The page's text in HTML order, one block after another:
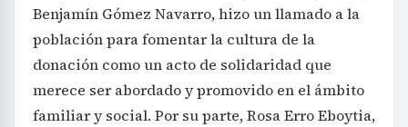
Benjamín Gómez Navarro, hizo un llamado a la
población para fomentar la cultura de la
donación como un acto de solidaridad que
merece ser abordado y promovido en el ámbito
familiar y social. Por su parte, Rosa Erro Eboytia,